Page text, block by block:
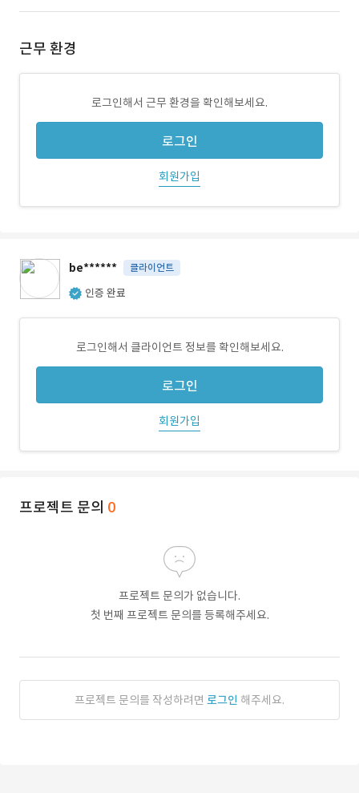
근무 환경
로그인해서 근무 환경을 확인해보세요.
로그인
회원가입
be****** 클라이언트
인증 완료
로그인해서 클라이언트 정보를 확인해보세요.
로그인
회원가입
프로젝트 문의 0
프로젝트 문의가 없습니다.
첫 번째 프로젝트 문의를 등록해주세요.
프로젝트 문의를 작성하려면 로그인 해주세요.